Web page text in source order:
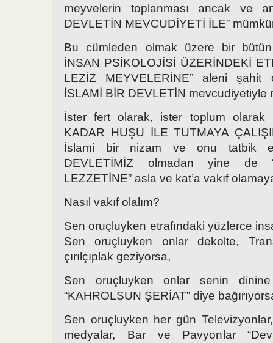
meyvelerin toplanması ancak ve
DEVLETİN MEVCUDİYETİ İLE”
Bu cümleden olmak üzere bir bütün
İNSAN PSİKOLOJİSİ ÜZERİNDEKİ
LEZİZ MEYVELERİNE” aleni
İSLAMİ BİR DEVLETİN mevcudiyetiyle
İster fert olarak, ister toplum olarak
KADAR HUŞU İLE TUTMAYA
İslami bir nizam ve onu tatbik
DEVLETİMİZ olmadan yine de
LEZZETİNE” asla ve kat’a vakıf
Nasıl vakıf olalım?
Sen oruçluyken etrafındaki yüzlerce
Sen oruçluyken onlar dekolte,
çırılçıplak geziyorsa,
Sen oruçluyken onlar senin dinine
“KAHROLSUN ŞERİAT” diye
Sen oruçluyken her gün
medyalar, Bar ve Pavyonlar